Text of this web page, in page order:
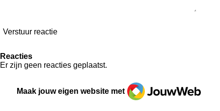
Verstuur reactie
Reacties
Er zijn geen reacties geplaatst.
Maak jouw eigen website met
JouwWeb